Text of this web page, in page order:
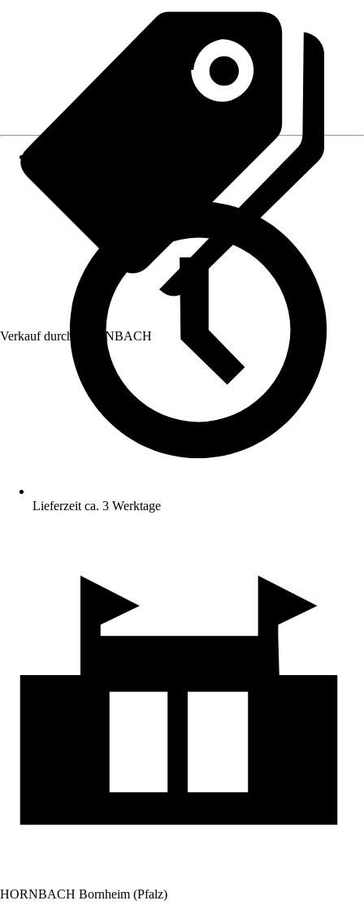
Verkauf durch: HORNBACH
Lieferzeit ca. 3 Werktage
HORNBACH Bornheim (Pfalz)